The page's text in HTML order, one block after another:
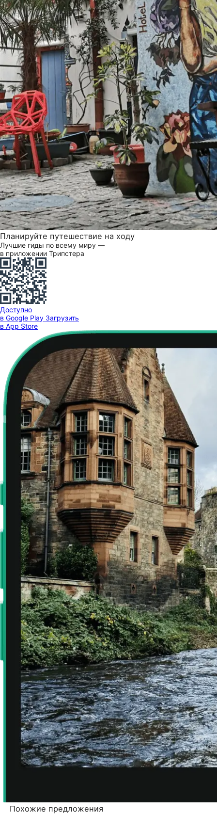
Планируйте путешествие на ходу
Лучшие гиды по всему миру —
в приложении Трипстера
Доступно
в Google Play Загрузить
в App Store
Похожие предложения